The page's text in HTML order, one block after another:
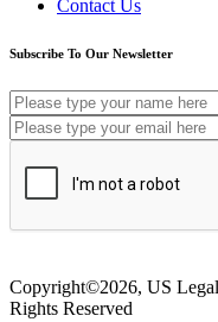
Contact Us
Subscribe To Our Newsletter
Copyright©2026, US
Rights Reserved